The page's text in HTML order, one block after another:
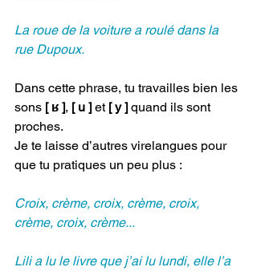
La roue de la voiture a roulé dans la
rue Dupoux.
Dans cette phrase, tu travailles bien les
sons [ ʁ ], [ u ] et [ y ] quand ils sont
proches.
Je te laisse d’autres virelangues pour
que tu pratiques un peu plus :
Croix, crème, croix, crème, croix,
crème, croix, crème...
Lili a lu le livre que j’ai lu lundi, elle l’a